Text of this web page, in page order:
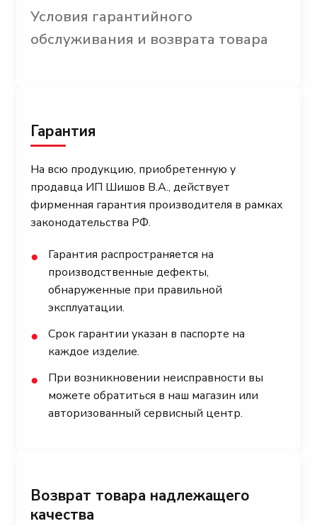
Условия гарантийного
обслуживания и возврата товара
Гарантия
На всю продукцию, приобретенную у
продавца ИП Шишов В.А., действует
фирменная гарантия производителя в рамках
законодательства РФ.
●
Гарантия распространяется на
производственные дефекты,
обнаруженные при правильной
эксплуатации.
●
Срок гарантии указан в паспорте на
каждое изделие.
●
При возникновении неисправности вы
можете обратиться в наш магазин или
авторизованный сервисный центр.
Возврат товара надлежащего
качества